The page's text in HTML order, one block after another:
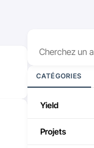
CATÉGORIES
Yield
Projets